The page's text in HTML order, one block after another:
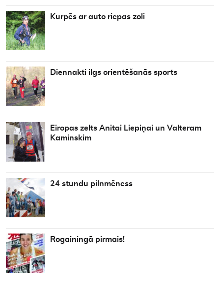
Kurpēs ar auto riepas zoli
Diennakti ilgs orientēšanās sports
Eiropas zelts Anitai Liepiņai un Valteram
Kaminskim
24 stundu pilnmēness
Rogainingā pirmais!